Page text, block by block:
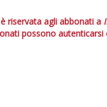
riservata agli abbonati a
possono